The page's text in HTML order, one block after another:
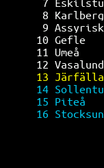
8
9
10 Gefle
11 Umeå
12
13
14
15 Piteå
16